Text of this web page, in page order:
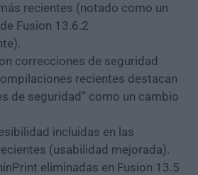
recientes (notado como un
Fusion 13.6.2
correcciones de seguridad
recientes destacan
de seguridad” como un cambio
incluidas en las
(usabilidad mejorada).
eliminadas en Fusion 13.5